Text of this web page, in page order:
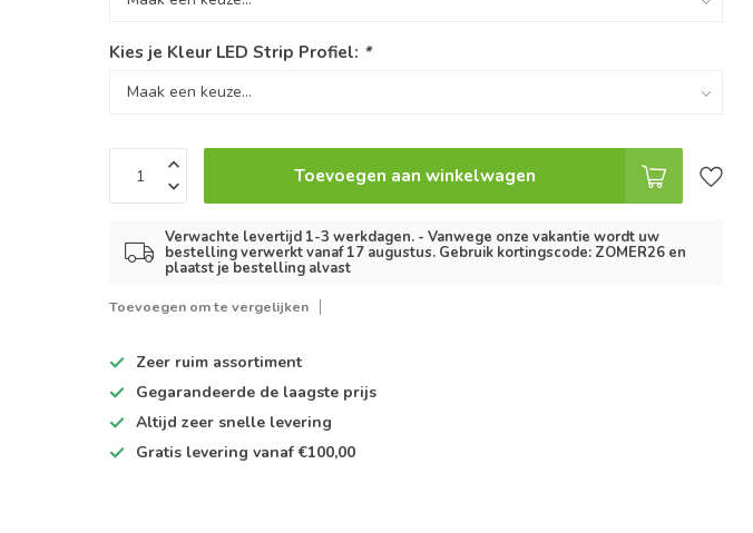
Kies je Kleur LED Strip Profiel: *
Toevoegen aan winkelwagen
Verwachte levertijd 1-3 werkdagen. - Vanwege onze vakantie wordt uw
bestelling verwerkt vanaf 17 augustus. Gebruik kortingscode: ZOMER26 en
plaatst je bestelling alvast
Toevoegen om te vergelijken
Zeer ruim assortiment
Gegarandeerde de laagste prijs
Altijdzeer snelle levering
Gratis levering vanaf €100,00